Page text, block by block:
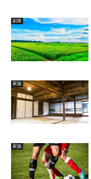
副業
家族
家族